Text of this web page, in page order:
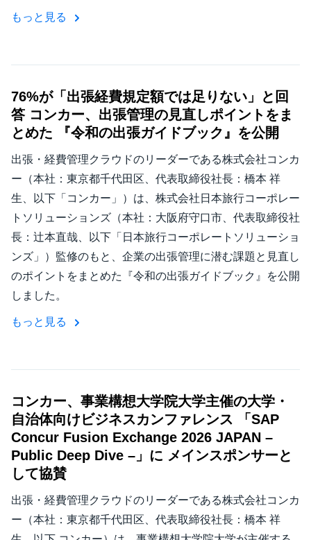
もっと見る
76%が「出張経費規定額では足りない」と回
答 コンカー、出張管理の見直しポイントをま
とめた 『令和の出張ガイドブック』を公開
出張・経費管理クラウドのリーダーである株式会社コンカ
ー（本社：東京都千代田区、代表取締役社長：橋本 祥
生、以下「コンカー」）は、株式会社日本旅行コーポレー
トソリューションズ（本社：大阪府守口市、代表取締役社
長：辻本直哉、以下「日本旅行コーポレートソリューショ
ンズ」）監修のもと、企業の出張管理に潜む課題と見直し
のポイントをまとめた『令和の出張ガイドブック』を公開
しました。
もっと見る
コンカー、事業構想大学院大学主催の大学・
自治体向けビジネスカンファレンス 「SAP
Concur Fusion Exchange 2026 JAPAN –
Public Deep Dive –」に メインスポンサーと
して協賛
出張・経費管理クラウドのリーダーである株式会社コンカ
ー（本社：東京都千代田区、代表取締役社長：橋本 祥